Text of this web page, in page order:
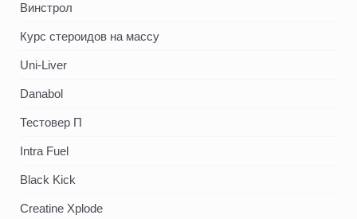
Винстрол
Курс стероидов на массу
Uni-Liver
Danabol
Тестовер П
Intra Fuel
Black Kick
Creatine Xplode